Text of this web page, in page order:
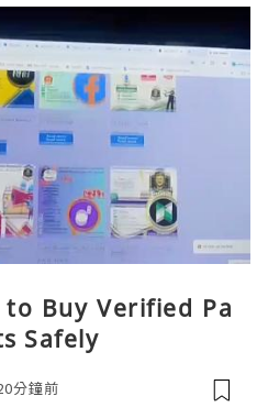
Buy Verified Pa
Safely
分鐘前